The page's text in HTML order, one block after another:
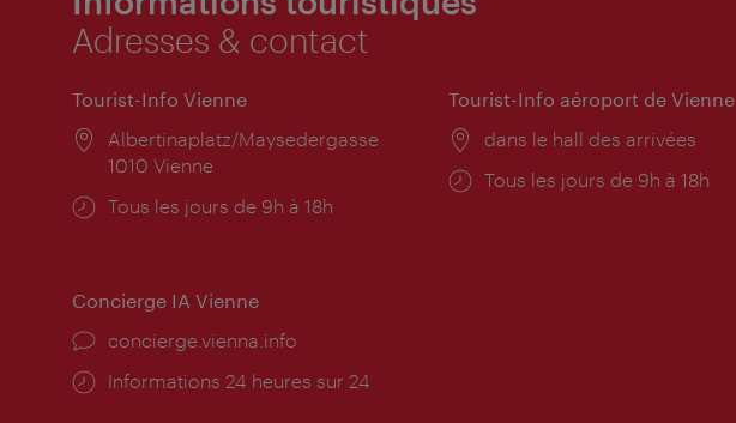
Adresses & contact
Tourist-Info Vienne
Lieu:
Albertinaplatz/Maysedergasse
1010 Vienne
Horaires
Tous les jours de 9h à 18h
Tourist-Info aéroport de Vienne
Lieu:
dans le hall des arrivées
Horaires
Tous les jours de 9h à 18h
Concierge IA Vienne
Ort:
concierge.vienna.info
Öffnungszeiten:
Informations 24 heures sur 24